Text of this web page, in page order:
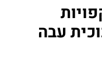
עבה